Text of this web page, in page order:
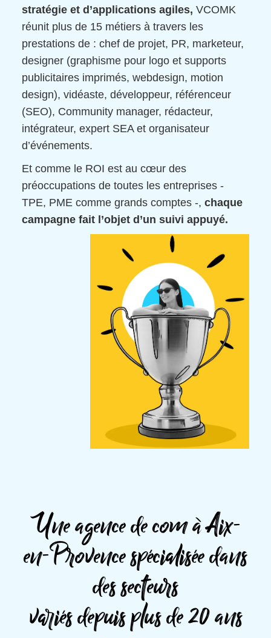
stratégie et d’applications agiles, VCOMK
réunit plus de 15 métiers à travers les
prestations de : chef de projet, PR, marketeur,
designer (graphisme pour logo et supports
publicitaires imprimés, webdesign, motion
design), vidéaste, développeur, référenceur
(SEO), Community manager, rédacteur,
intégrateur, expert SEA et organisateur
d’événements.
Et comme le ROI est au cœur des
préoccupations de toutes les entreprises -
TPE, PME comme grands comptes -, chaque
campagne fait l’objet d’un suivi appuyé.
Une agence de com à Aix-
en-Provence spécialisée dans
des secteurs
variés depuis plus de 20 ans